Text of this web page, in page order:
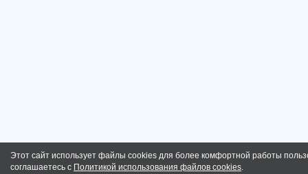
Этот сайт использует файлы cookies для более комфортной работы
соглашаетесь с Политикой использования файлов cookies